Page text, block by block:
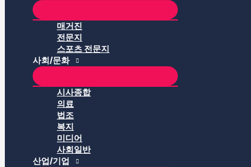
매거진
전문지
스포츠 전문지
사회/문화
시사종합
의료
법조
복지
미디어
사회일반
산업/기업